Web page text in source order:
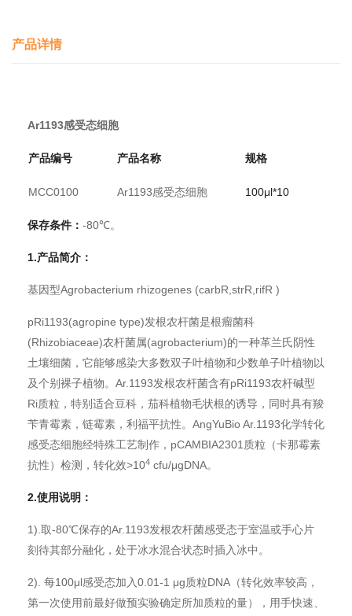
产品详情
Ar1193感受态细胞
产品编号 产品名称 规格
MCC0100 Ar1193感受态细胞 100μl*10
保存条件： -80℃。
1.产品简介：
基因型Agrobacterium rhizogenes (carbR,strR,rifR )
pRi1193(agropine type)发根农杆菌是根瘤菌科
(Rhizobiaceae)农杆菌属(agrobacterium)的一种革兰氏阴性
土壤细菌，它能够感染大多数双子叶植物和少数单子叶植物以
及个别裸子植物。Ar.1193发根农杆菌含有pRi1193农杆碱型
Ri质粒，特别适合豆科，茄科植物毛状根的诱导，同时具有羧
苄青霉素，链霉素，利福平抗性。AngYuBio Ar.1193化学转化
感受态细胞经特殊工艺制作，pCAMBIA2301质粒（卡那霉素
抗性）检测，转化效>104 cfu/μgDNA。
2.使用说明：
1).取-80℃保存的Ar.1193发根农杆菌感受态于室温或手心片
刻待其部分融化，处于冰水混合状态时插入冰中。
2). 每100μl感受态加入0.01-1 μg质粒DNA（转化效率较高，
第一次使用前最好做预实验确定所加质粒的量），用手快速、